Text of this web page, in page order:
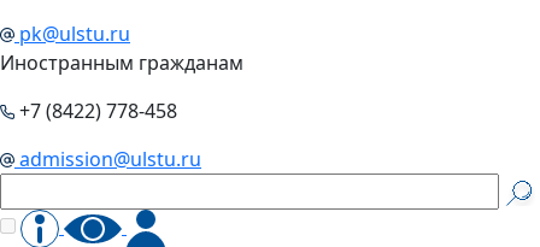
pk@ulstu.ru
Иностранным гражданам
+7 (8422) 778-458
admission@ulstu.ru